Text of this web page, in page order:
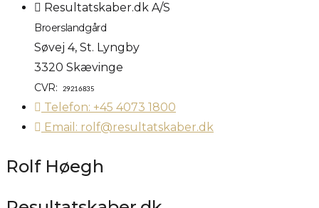
Resultatskaber.dk A/S
Broerslandgård
Søvej 4, St. Lyngby
3320 Skævinge
CVR: 29216835
Telefon: +45 4073 1800
Email: rolf@resultatskaber.dk
Rolf Høegh